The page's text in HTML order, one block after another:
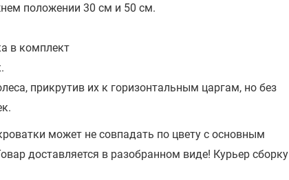
положении 30 см и 50 см.
в комплект
прикрутив их к горизонтальным царгам, но без
может не совпадать по цвету с основным
доставляется в разобранном виде! Курьер сборку